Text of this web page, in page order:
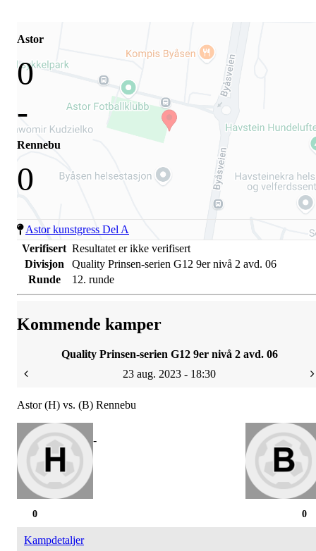
Astor
0
-
Rennebu
0
Astor kunstgress Del A
Verifisert Resultatet er ikke verifisert
Divisjon
Quality Prinsen-serien G12 9er nivå 2 avd. 06
Runde
12. runde
Kommende kamper
Quality Prinsen-serien G12 9er nivå 2 avd. 06
23 aug. 2023 - 18:30
Astor (H) vs. (B) Rennebu
-
0
0
Kampdetaljer